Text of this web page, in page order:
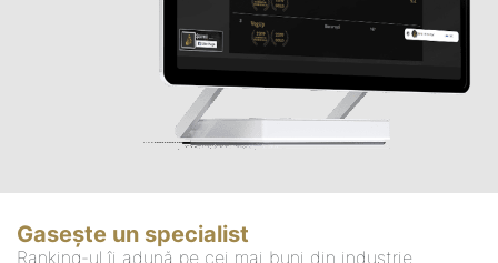
Gasește un specialist
Ranking-ul îi adună pe cei mai buni din industrie